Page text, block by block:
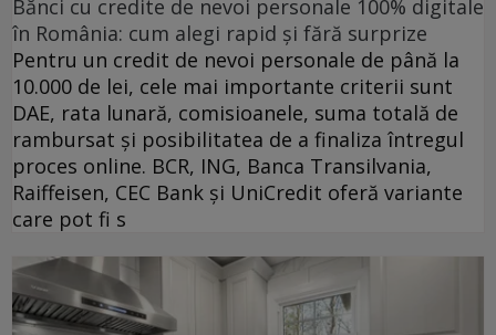
Bănci cu credite de nevoi personale 100% digitale
în România: cum alegi rapid și fără surprize
Pentru un credit de nevoi personale de până la
10.000 de lei, cele mai importante criterii sunt
DAE, rata lunară, comisioanele, suma totală de
rambursat și posibilitatea de a finaliza întregul
proces online. BCR, ING, Banca Transilvania,
Raiffeisen, CEC Bank și UniCredit oferă variante
care pot fi s